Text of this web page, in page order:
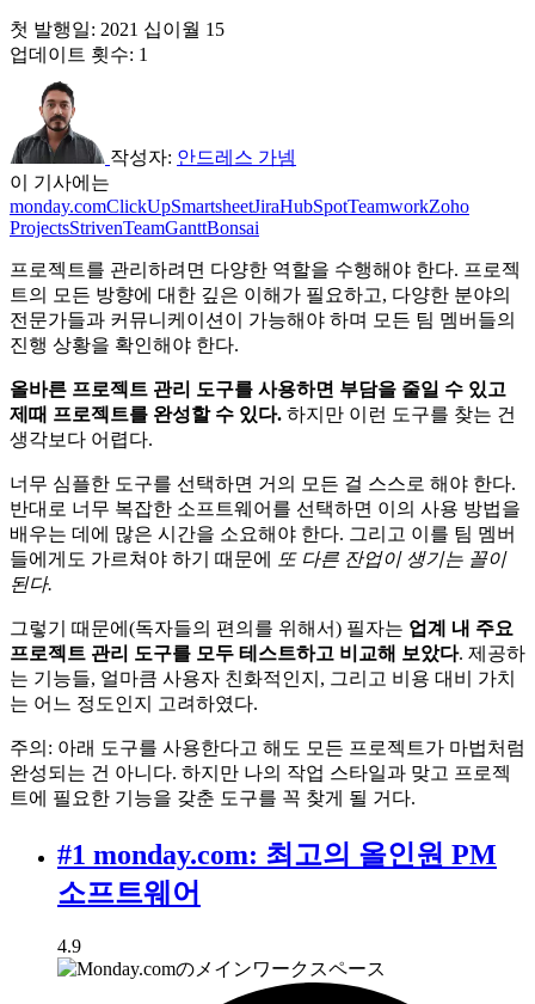
첫 발행일: 2021 십이월 15
업데이트 횟수: 1
작성자: 안드레스 가넴
이 기사에는
monday.comClickUpSmartsheetJiraHubSpotTeamworkZoho
ProjectsStrivenTeamGanttBonsai
프로젝트를 관리하려면 다양한 역할을 수행해야 한다. 프로젝
트의 모든 방향에 대한 깊은 이해가 필요하고, 다양한 분야의
전문가들과 커뮤니케이션이 가능해야 하며 모든 팀 멤버들의
진행 상황을 확인해야 한다.
올바른 프로젝트 관리 도구를 사용하면 부담을 줄일 수 있고
제때 프로젝트를 완성할 수 있다. 하지만 이런 도구를 찾는 건
생각보다 어렵다.
너무 심플한 도구를 선택하면 거의 모든 걸 스스로 해야 한다.
반대로 너무 복잡한 소프트웨어를 선택하면 이의 사용 방법을
배우는 데에 많은 시간을 소요해야 한다. 그리고 이를 팀 멤버
들에게도 가르쳐야 하기 때문에
또 다른 잔업이 생기는 꼴이
된다.
그렇기 때문에(독자들의 편의를 위해서) 필자는 업계 내 주요
프로젝트 관리 도구를 모두 테스트하고 비교해 보았다. 제공하
는 기능들, 얼마큼 사용자 친화적인지, 그리고 비용 대비 가치
는 어느 정도인지 고려하였다.
주의: 아래 도구를 사용한다고 해도 모든 프로젝트가 마법처럼
완성되는 건 아니다. 하지만 나의 작업 스타일과 맞고 프로젝
트에 필요한 기능을 갖춘 도구를 꼭 찾게 될 거다.
#1 monday.com: 최고의 올인원 PM
소프트웨어
4.9